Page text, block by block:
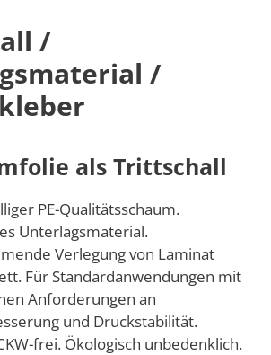
/
/
als Trittschall
PE-Qualitätsschaum.
Unterlagsmaterial.
Verlegung von Laminat
Für Standardanwendungen mit
Anforderungen an
und Druckstabilität.
frei. Ökologisch unbedenklich.